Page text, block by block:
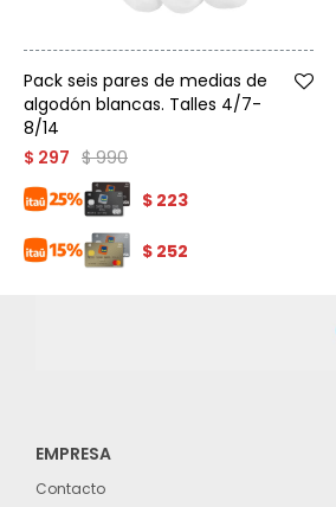
Pack seis pares de medias de
algodón blancas. Talles 4/7-
8/14
$ 297 $ 990
$ 223
$ 252
EMPRESA
Contacto